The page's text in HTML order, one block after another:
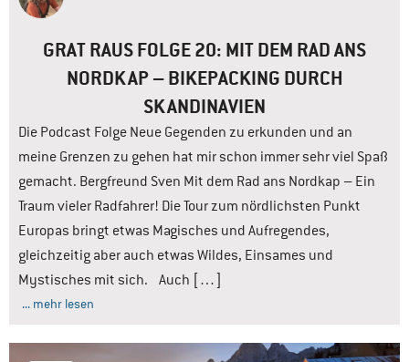
GRAT RAUS FOLGE 20: MIT DEM RAD ANS
NORDKAP – BIKEPACKING DURCH
SKANDINAVIEN
Die Podcast Folge Neue Gegenden zu erkunden und an
meine Grenzen zu gehen hat mir schon immer sehr viel Spaß
gemacht. Bergfreund Sven Mit dem Rad ans Nordkap – Ein
Traum vieler Radfahrer! Die Tour zum nördlichsten Punkt
Europas bringt etwas Magisches und Aufregendes,
gleichzeitig aber auch etwas Wildes, Einsames und
Mystisches mit sich. Auch […]
... mehr lesen